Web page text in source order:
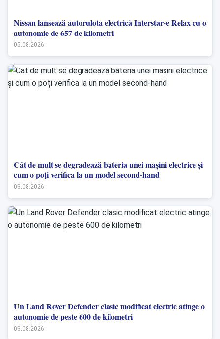
Nissan lansează autorulota electrică Interstar-e Relax cu o
autonomie de 657 de kilometri
05.08.2026
Cât de mult se degradează bateria unei mașini electrice și
cum o poți verifica la un model second-hand
03.08.2026
Un Land Rover Defender clasic modificat electric atinge o
autonomie de peste 600 de kilometri
03.08.2026